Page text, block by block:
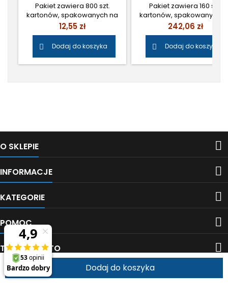
 Dodaj do koszyka
Pakiet zawiera 800 szt.
kartonów, spakowanych na
płasko, do późniejszego
złożenia. Wycena
indywidualna w przypadku
chęci zamówienia pełnej
palety kartonów ( 6400 szt. ).
Cena
12,55 zł
 Dodaj do koszyka
Pakiet zawiera 160 szt.
kartonów, spakowanych
płasko, do późniejszego
złożenia. Wycena
indywidualna w
chęci zamówienia pełnej
palety kartonów ( 2040
Cena
242,06 zł
 Dodaj do koszyka
O SKLEPIE 
INFORMACJE 
KATEGORIE 
POMOC 
TWOJE KONTO 
KONTAKT 